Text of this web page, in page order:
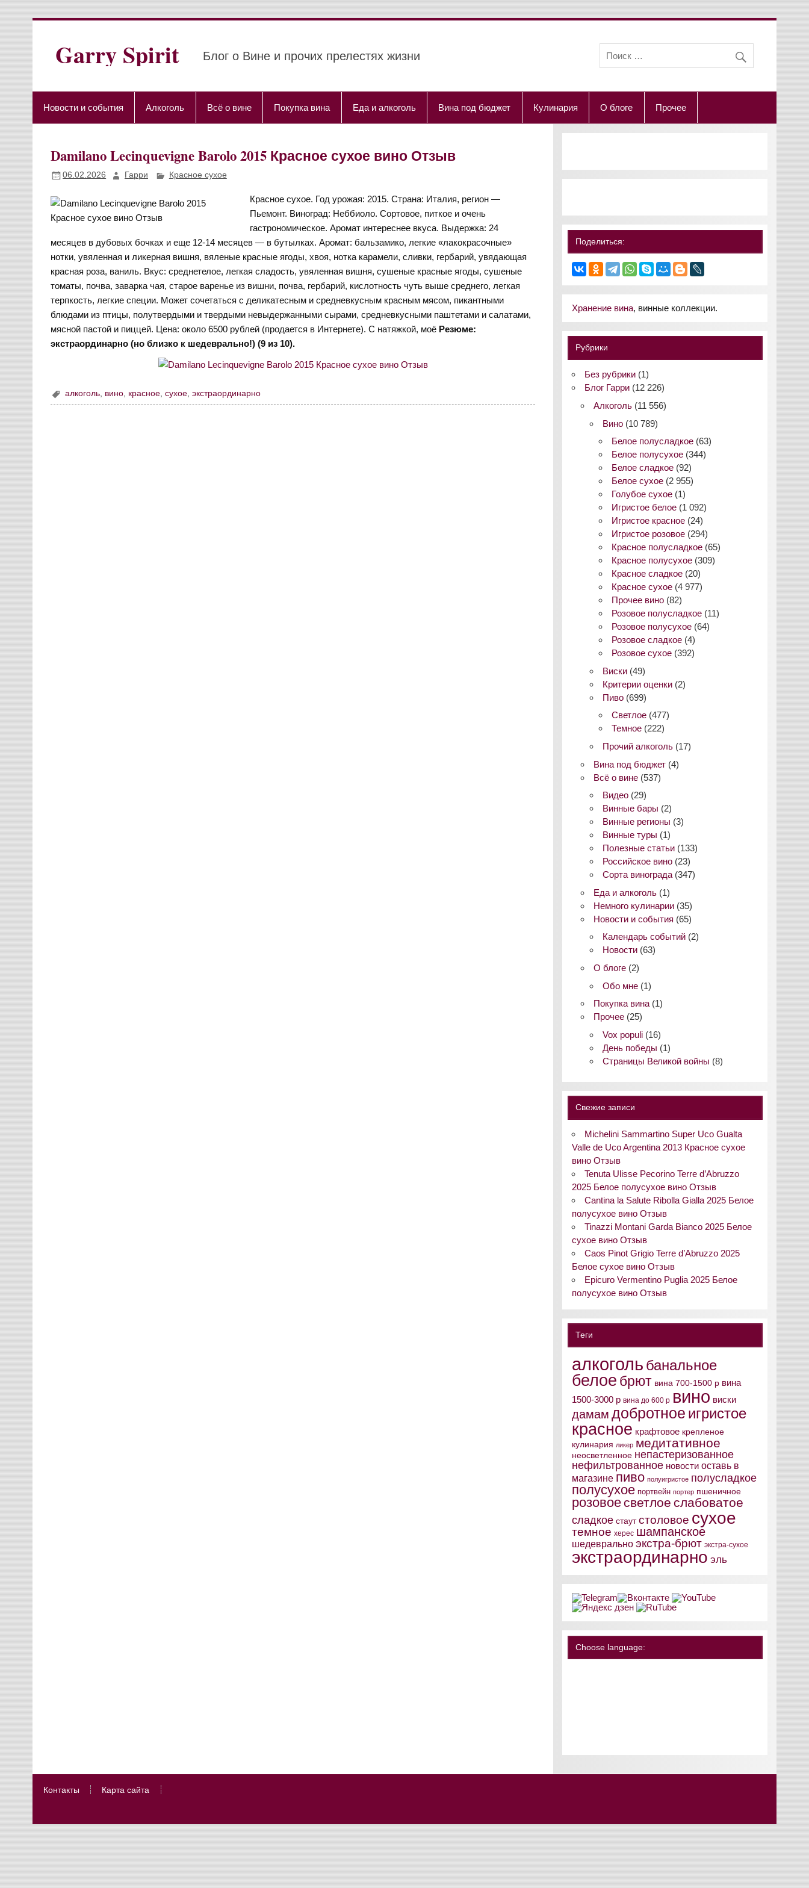
Перейти
Garry Spirit Блог о Вине и прочих прелестях жизни
Новости и события Алкоголь Всё о вине Покупка вина Еда и алкоголь Вина под бюджет Кулинария О блоге Прочее
Damilano Lecinquevigne Barolo 2015 Красное сухое вино Отзыв
06.02.2026 Гарри Красное сухое
Красное сухое. Год урожая: 2015. Страна: Италия, регион —
Пьемонт. Виноград: Неббиоло. Сортовое, питкое и очень
гастрономическое. Аромат интереснее вкуса. Выдержка: 24
месяцев в дубовых бочках и еще 12-14 месяцев — в бутылках. Аромат: бальзамико, легкие «лакокрасочные»
нотки, увяленная и ликерная вишня, вяленые красные ягоды, хвоя, нотка карамели, сливки, гербарий, увядающая
красная роза, ваниль. Вкус: среднетелое, легкая сладость, увяленная вишня, сушеные красные ягоды, сушеные
томаты, почва, заварка чая, старое варенье из вишни, почва, гербарий, кислотность чуть выше среднего, легкая
терпкость, легкие специи. Может сочетаться с деликатесным и средневкусным красным мясом, пикантными
блюдами из птицы, полутвердыми и твердыми невыдержанными сырами, средневкусными паштетами и салатами,
мясной пастой и пиццей. Цена: около 6500 рублей (продается в Интернете). С натяжкой, моё Резюме:
экстраординарно (но близко к шедеврально!) (9 из 10).
алкоголь вино красное ,сухое ,экстраординарно
Поделиться:
Хранение вина, винные коллекции.
Рубрики
Без рубрики(1)
Блог Гарри(12 226)
Алкоголь (11 556)
Вино (10 789)
Белое полусладкое (63)
Белое полусухое (344)
Белое сладкое (92)
Белое сухое (2 955)
Голубое сухое (1)
Игристое белое (1 092)
Игристое красное (24)
Игристое розовое (294)
Красное полусладкое (65)
Красное полусухое (309)
Красное сладкое (20)
Красное сухое (4 977)
Прочее вино (82)
Розовое полусладкое (11)
Розовое полусухое (64)
Розовое сладкое (4)
Розовое сухое (392)
Виски (49)
Критерии оценки (2)
Пиво (699)
Светлое (477)
Темное (222)
Прочий алкоголь (17)
Вина под бюджет (4)
Всё о вине (537)
Видео (29)
Винные бары (2)
Винные регионы (3)
Винные туры (1)
Полезные статьи (133)
Российское вино (23)
Сорта винограда (347)
Еда и алкоголь (1)
Немного кулинарии (35)
Новости и события (65)
Календарь событий (2)
Новости (63)
О блоге (2)
Обо мне (1)
Покупка вина (1)
Прочее (25)
Vox populi (16)
День победы (1)
Страницы Великой войны (8)
Свежие записи
Michelini Sammartino Super Uco Gualta
Valle de Uco Argentina 2013 Красное сухое
вино Отзыв
Tenuta Ulisse Pecorino Terre d’Abruzzo
2025 Белое полусухое вино Отзыв
Cantina la Salute Ribolla Gialla 2025 Белое
полусухое вино Отзыв
Tinazzi Montani Garda Bianco 2025 Белое
сухое вино Отзыв
Caos Pinot Grigio Terre d’Abruzzo 2025
Белое сухое вино Отзыв
Epicuro Vermentino Puglia 2025 Белое
полусухое вино Отзыв
Теги
алкоголь банальное
белое брют вина 700-1500 р вина
1500-3000 р вина до 600 р вино виски
дамам добротное игристое
красное крафтовое крепленое
кулинария ликер медитативное
неосветленное непастеризованное
нефильтрованное новости оставь в
магазине пиво полуигристое полусладкое
полусухое портвейн портер пшеничное
розовоесветлое слабоватое
сладкое стаут столовое сухое
темное херес шампанское
шедеврально экстра-брют экстра-сухое
экстраординарно эль
Choose language:
Контакты Карта сайта